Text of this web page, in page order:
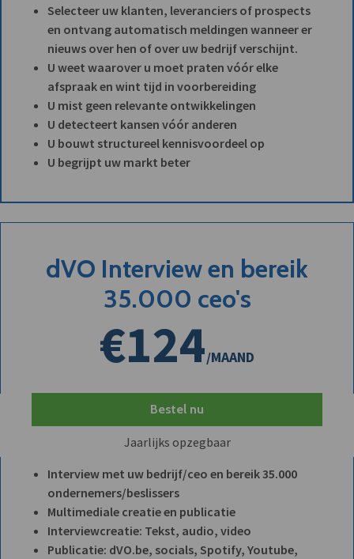
Selecteer uw klanten, leveranciers of prospects
en ontvang automatisch meldingen wanneer er
nieuws over hen of over uw bedrijf verschijnt.
U weet waarover u moet praten vóór elke
afspraak en wint tijd in voorbereiding
U mist geen relevante ontwikkelingen
U detecteert kansen vóór anderen
U bouwt structureel kennisvoordeel op
U begrijpt uw markt beter
dVO Interview en bereik
35.000 ceo's
€124/MAAND
Bestel nu
Jaarlijks opzegbaar
Interview met uw bedrijf/ceo en bereik 35.000
ondernemers/beslissers
Multimediale creatie en publicatie
Interviewcreatie: Tekst, audio, video
Publicatie: dVO.be, socials, Spotify, Youtube,